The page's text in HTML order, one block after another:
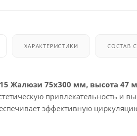
ХАРАКТЕРИСТИКИ СОСТАВ
15 Жалюзи 75x300 мм, высота
привлекательность и
эффективную